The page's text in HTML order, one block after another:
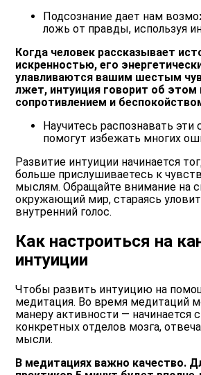
Подсознание дает нам
ложь от правды, используя
Когда человек рассказывает
искренностью, его
улавливаются вашим шестым
лжет, интуиция говорит об этом
сопротивлением и
Научитесь распознавать эти
помогут избежать многих
Развитие интуиции начинается
больше прислушиваетесь к
мыслям. Обращайте внимание на
окружающий мир, стараясь
внутренний голос.
Как настроиться на
интуиции
Чтобы развить интуицию на
медитация. Во время медитаций
манеру активности — начинается
конкретных отделов мозга,
мысли.
В медитациях важно качество.